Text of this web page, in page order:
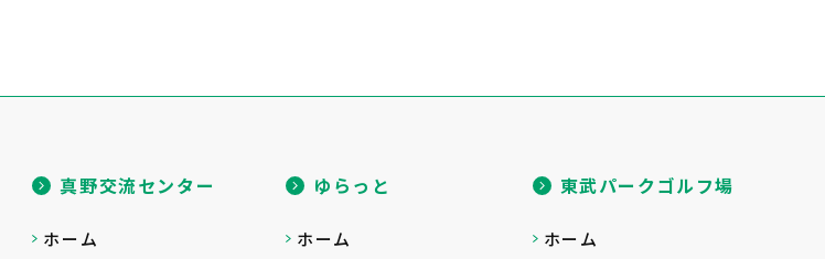
真野交流センター
ホーム
ゆらっと
ホーム
東武パークゴルフ場
ホーム